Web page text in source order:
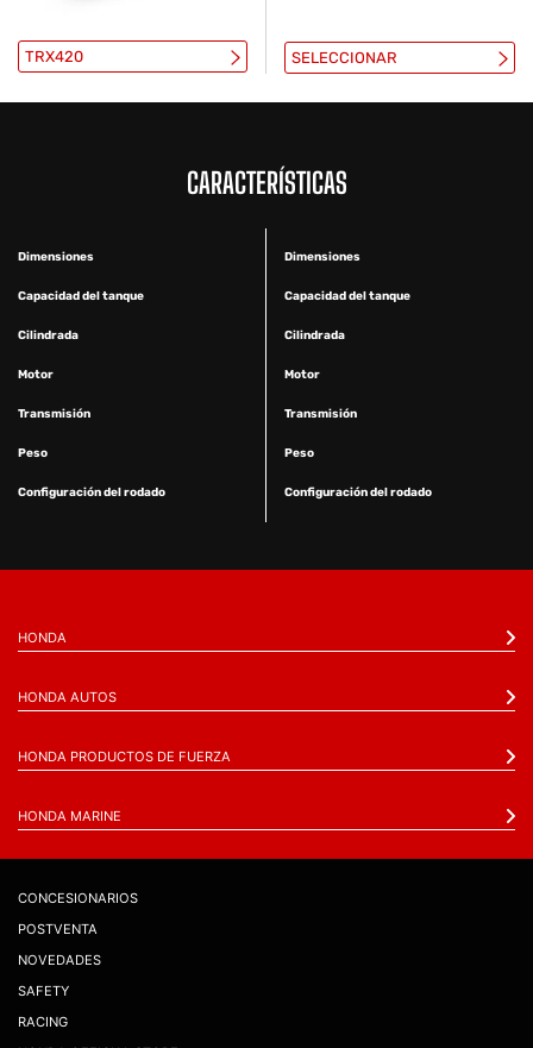
TRX420 SELECCIONAR
CARACTERÍSTICAS
Dimensiones
Capacidad del tanque
Cilindrada
Motor
Transmisión
Peso
Configuración del rodado
Dimensiones
Capacidad del tanque
Cilindrada
Motor
Transmisión
Peso
Configuración del rodado
HONDA
HONDA AUTOS
HONDA PRODUCTOS DE FUERZA
HONDA MARINE
CONCESIONARIOS
POSTVENTA
NOVEDADES
SAFETY
RACING